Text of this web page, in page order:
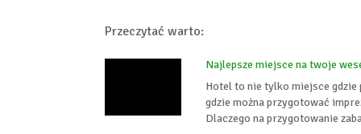
Przeczytać warto:
Najlepsze miejsce na twoje
Hotel to nie tylko miejsce gdzie
gdzie można przygotować
Dlaczego na przygotowanie